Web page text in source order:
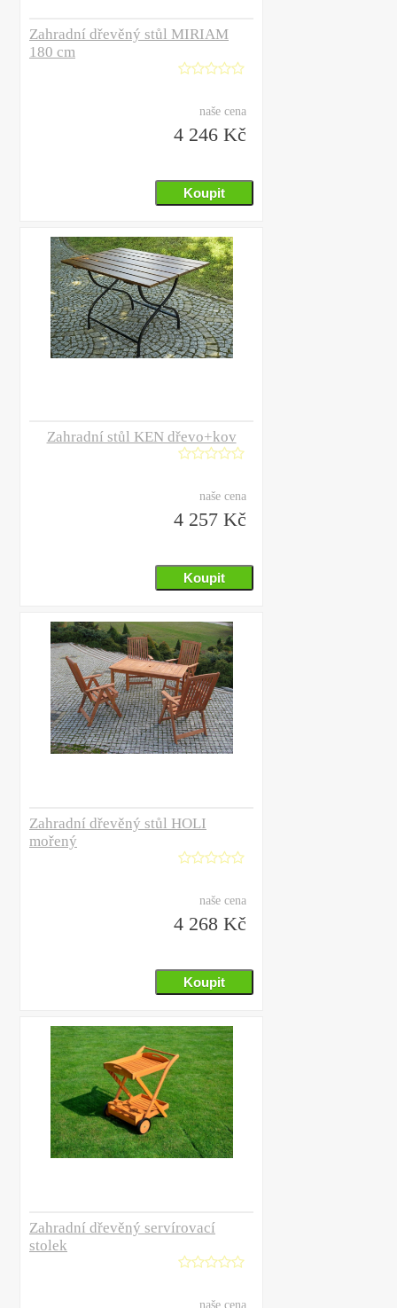
Zahradní dřevěný stůl MIRIAM
180 cm
naše cena
4 246 Kč
Zahradní stůl KEN dřevo+kov
naše cena
4 257 Kč
Zahradní dřevěný stůl HOLI
mořený
naše cena
4 268 Kč
Zahradní dřevěný servírovací
stolek
naše cena